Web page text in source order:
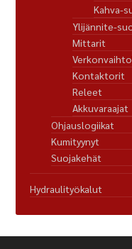
Kahva-
Ylijännite-
Mittarit
Kontaktorit
Releet
Akkuvaraajat
Ohjauslogiikat
Kumityynyt
Suojakehät
Hydraulityökalut